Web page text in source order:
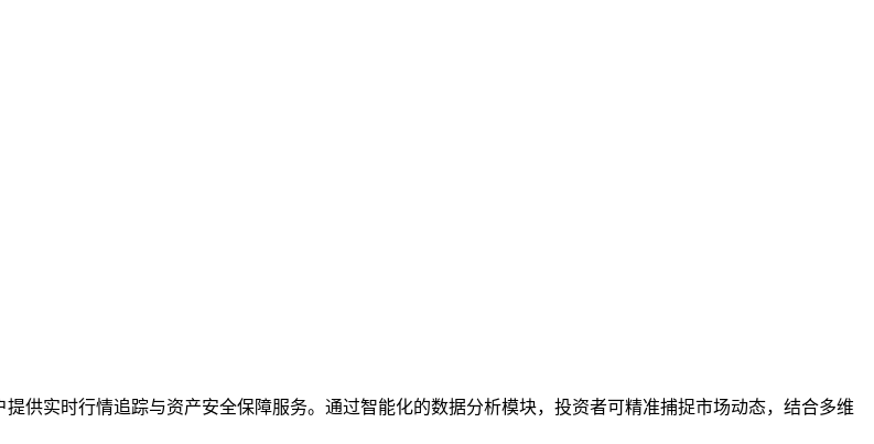
供实时行情追踪与资产安全保障服务。通过智能化的数据分析模块，投资者可精准捕捉市场动态，结合多维